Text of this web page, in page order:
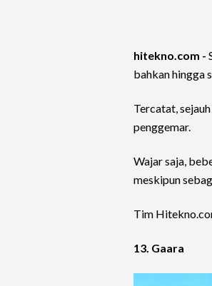
hitekno.com -
bahkan hingga
Tercatat,
penggemar.
Wajar saja,
meskipun
Tim
13. Gaara